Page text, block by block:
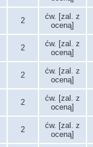
2
ćw. [zal. z
oceną]
2
ćw. [zal. z
oceną]
2
ćw. [zal. z
oceną]
2
ćw. [zal. z
oceną]
2
ćw. [zal. z
oceną]